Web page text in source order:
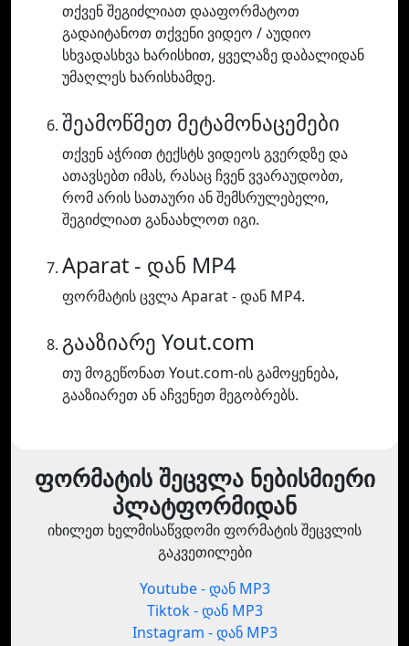
თქვენ შეგიძლიათ დააფორმატოთ
გადაიტანოთ თქვენი ვიდეო / აუდიო
სხვადასხვა ხარისხით, ყველაზე დაბალიდან
უმაღლეს ხარისხამდე.
შეამოწმეთ მეტამონაცემები
თქვენ აჭრით ტექსტს ვიდეოს გვერდზე და
ათავსებთ იმას, რასაც ჩვენ ვვარაუდობთ,
რომ არის სათაური ან შემსრულებელი,
შეგიძლიათ განაახლოთ იგი.
Aparat - დან MP4
ფორმატის ცვლა Aparat - დან MP4.
გააზიარე Yout.com
თუ მოგეწონათ Yout.com-ის გამოყენება,
გააზიარეთ ან აჩვენეთ მეგობრებს.
ფორმატის შეცვლა ნებისმიერი
პლატფორმიდან
იხილეთ ხელმისაწვდომი ფორმატის შეცვლის
გაკვეთილები
Youtube - დან MP3
Tiktok - დან MP3
Instagram - დან MP3